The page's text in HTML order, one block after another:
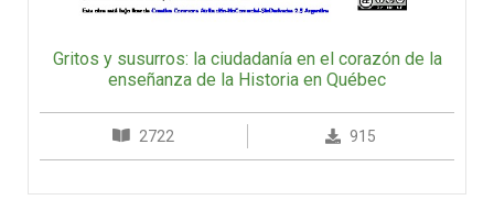
Gritos y susurros: la ciudadanía en el corazón de la
enseñanza de la Historia en Québec
2722 915